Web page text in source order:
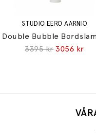
STUDIO EERO AARNIO
3395 kr 3056 kr